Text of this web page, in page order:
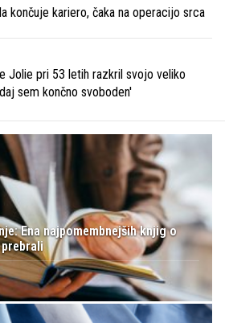
končuje kariero, čaka na operacijo srca
Jolie pri 53 letih razkril svojo veliko
sem končno svoboden'
Ena najpomembnejših knjig o